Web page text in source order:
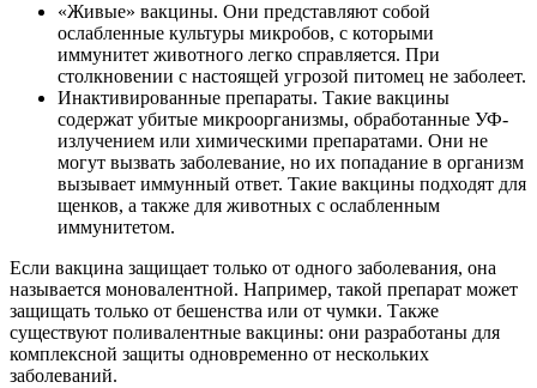
«Живые» вакцины. Они представляют собой
ослабленные культуры микробов, с которыми
иммунитет животного легко справляется. При
столкновении с настоящей угрозой питомец не заболеет.
Инактивированные препараты. Такие вакцины
содержат убитые микроорганизмы, обработанные УФ-
излучением или химическими препаратами. Они не
могут вызвать заболевание, но их попадание в организм
вызывает иммунный ответ. Такие вакцины подходят для
щенков, а также для животных с ослабленным
иммунитетом.
Если вакцина защищает только от одного заболевания, она
называется моновалентной. Например, такой препарат может
защищать только от бешенства или от чумки. Также
существуют поливалентные вакцины: они разработаны для
комплексной защиты одновременно от нескольких
заболеваний.